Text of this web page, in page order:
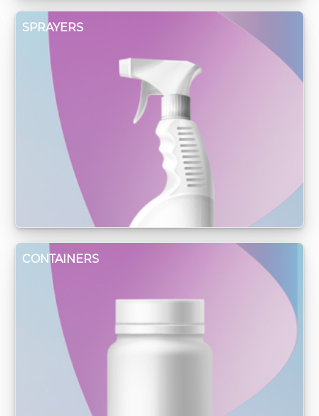
SPRAYERS
CONTAINERS